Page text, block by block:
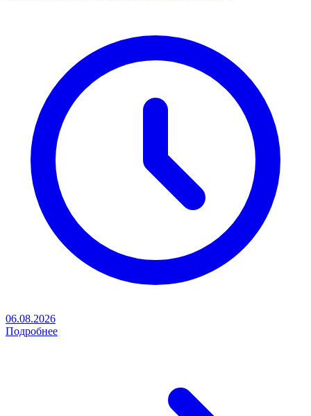
06.08.2026
Подробнее